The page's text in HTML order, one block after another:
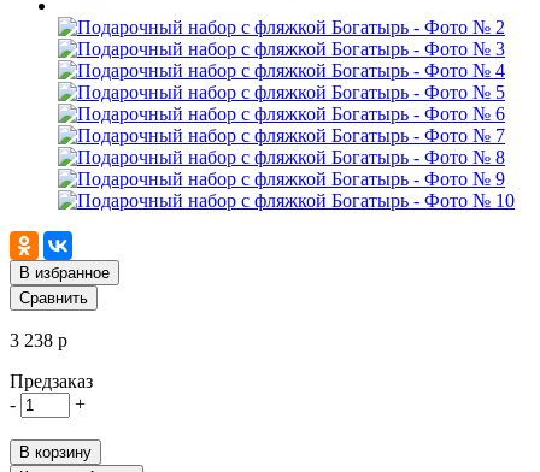
В избранное
Сравнить
3 238 р
Предзаказ
-
+
В корзину